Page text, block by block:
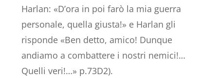
Harlan: «D’ora in poi farò la mia guerra
personale, quella giusta!» e Harlan gli
risponde «Ben detto, amico! Dunque
andiamo a combattere i nostri nemici!…
Quelli veri!…» p.73D2).